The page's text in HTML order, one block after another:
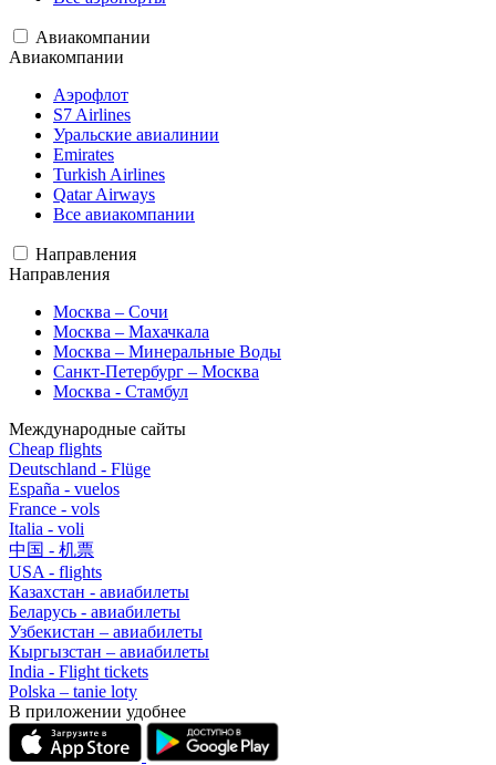
Авиакомпании
Авиакомпании
Аэрофлот
S7 Airlines
Уральские авиалинии
Emirates
Turkish Airlines
Qatar Airways
Все авиакомпании
Направления
Направления
Москва – Сочи
Москва – Махачкала
Москва – Минеральные Воды
Санкт-Петербург – Москва
Москва - Стамбул
Международные сайты
Cheap flights
Deutschland - Flüge
España - vuelos
France - vols
Italia - voli
中国 - 机票
USA - flights
Казахстан - авиабилеты
Беларусь - авиабилеты
Узбекистан – авиабилеты
Кыргызстан – авиабилеты
India - Flight tickets
Polska – tanie loty
В приложении удобнее